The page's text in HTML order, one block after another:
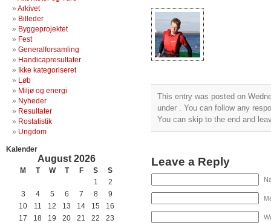
Arkivet
Billeder
Byggeprojektet
Fest
Generalforsamling
Handicapresultater
Ikke kategoriseret
Løb
Miljø og energi
Nyheder
Resultater
Rostatistik
Ungdom
Kalender
August 2026
M T W T F S S
1
2
3
4 5 6 7 8
9
10
11 12 13 14 15
16
17
18 19 20 21 22
23
This entry was posted on
under . You can follow any
You can skip to the end and
Leave a Reply